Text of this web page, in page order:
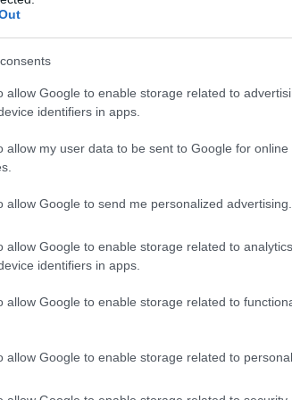
allow Google to enable storage related to
identifiers in apps.
allow my user data to be sent to Google for online
allow Google to send me personalized advertising.
allow Google to enable storage related to
identifiers in apps.
allow Google to enable storage related to
allow Google to enable storage related to
ÁRUSZÁLLÍTÁS
Fontos változás élesedett a
fuvarozásban
Július 1-jétől a 2,5 tonna feletti, legfeljebb 3,5
használt könnyű haszongépjárművekre is